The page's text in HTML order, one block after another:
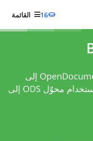
16 القائمة
حوّل ملفك من OpenDocument Spreadsheet إلى
محوّل ODS إلى